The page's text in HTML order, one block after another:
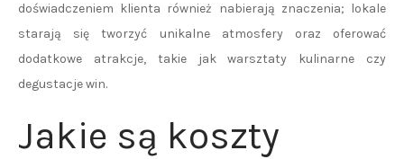
doświadczeniem klienta również nabierają znaczenia; lokale
starają się tworzyć unikalne atmosfery oraz oferować
dodatkowe atrakcje, takie jak warsztaty kulinarne czy
degustacje win.
Jakie są koszty